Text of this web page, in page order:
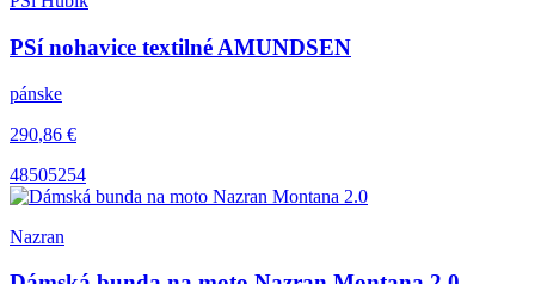
PSí nohavice textilné AMUNDSEN
pánske
290,86 €
48505254
Nazran